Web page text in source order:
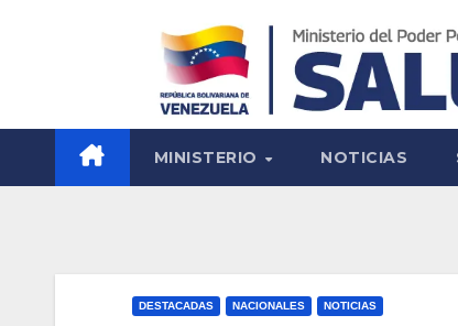
MINISTERIO NOTICIAS
DESTACADAS NACIONALES NOTICIAS